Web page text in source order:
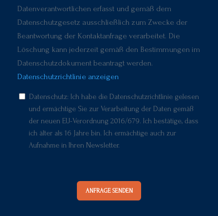
Datenverantwortlichen erfasst und gemäß dem
Datenschutzgesetz ausschließlich zum Zwecke der
Beantwortung der Kontaktanfrage verarbeitet. Die
Löschung kann jederzeit gemäß den Bestimmungen im
Datenschutzdokument beantragt werden.
Datenschutzrichtlinie anzeigen
Datenschutz: Ich habe die Datenschutzrichtlinie gelesen
und ermächtige Sie zur Verarbeitung der Daten gemäß
der neuen EU-Verordnung 2016/679. Ich bestätige, dass
ich älter als 16 Jahre bin. Ich ermächtige auch zur
Aufnahme in Ihren Newsletter.
ANFRAGE SENDEN